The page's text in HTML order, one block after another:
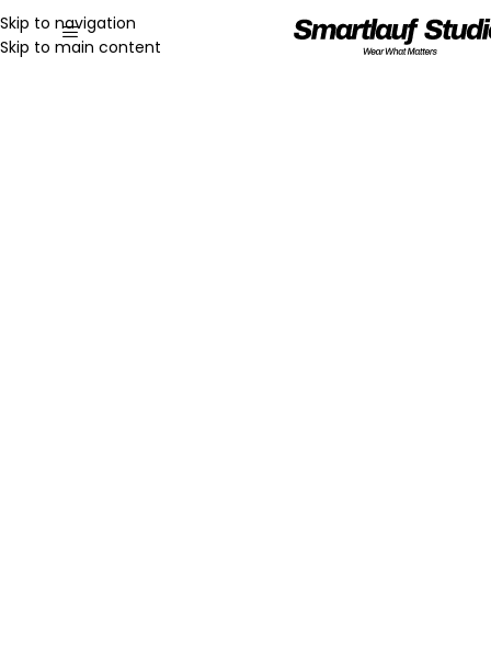
Skip to navigation
Skip to main content